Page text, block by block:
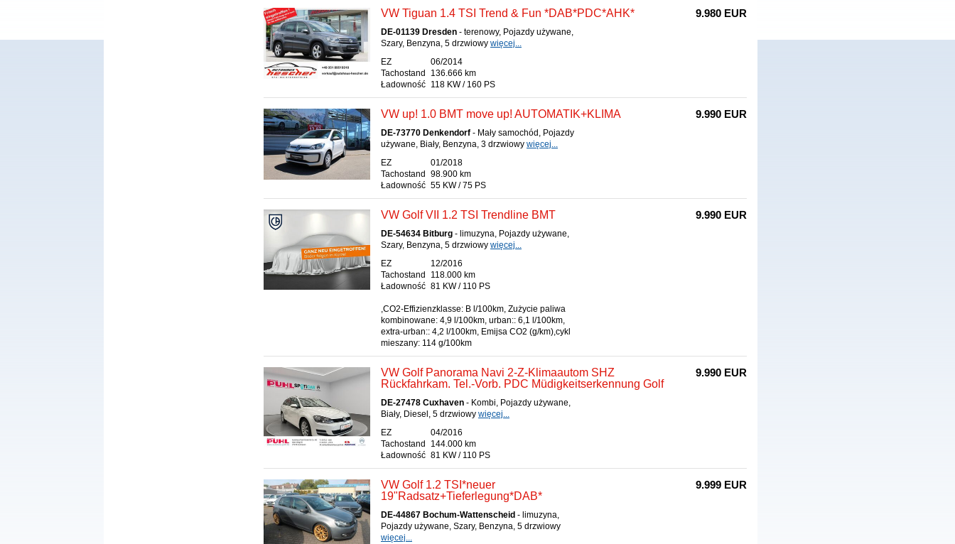
9.980 EUR
VW Tiguan 1.4 TSI Trend & Fun *DAB*PDC*AHK*
DE-01139 Dresden - terenowy, Pojazdy używane,
Szary, Benzyna, 5 drzwiowy więcej...
EZ
06/2014
Tachostand
136.666 km
Ładowność 118 KW / 160 PS
9.990 EUR
VW up! 1.0 BMT move up! AUTOMATIK+KLIMA
DE-73770 Denkendorf - Mały samochód, Pojazdy
używane, Biały, Benzyna, 3 drzwiowy więcej...
EZ
01/2018
Tachostand
98.900 km
Ładowność 55 KW / 75 PS
9.990 EUR
VW Golf VII 1.2 TSI Trendline BMT
DE-54634 Bitburg - limuzyna, Pojazdy używane,
Szary, Benzyna, 5 drzwiowy więcej...
EZ
12/2016
Tachostand
118.000 km
Ładowność 81 KW / 110 PS
,CO2-Effizienzklasse: B l/100km, Zużycie paliwa
kombinowane: 4,9 l/100km, urban:: 6,1 l/100km,
extra-urban:: 4,2 l/100km, Emijsa CO2 (g/km),cykl
mieszany: 114 g/100km
9.990 EUR
VW Golf Panorama Navi 2-Z-Klimaautom SHZ
Rückfahrkam. Tel.-Vorb. PDC Müdigkeitserkennung Golf
DE-27478 Cuxhaven - Kombi, Pojazdy używane,
Biały, Diesel, 5 drzwiowy więcej...
EZ
04/2016
Tachostand
144.000 km
Ładowność 81 KW / 110 PS
9.999 EUR
VW Golf 1.2 TSI*neuer
19"Radsatz+Tieferlegung*DAB*
DE-44867 Bochum-Wattenscheid - limuzyna,
Pojazdy używane, Szary, Benzyna, 5 drzwiowy
więcej...